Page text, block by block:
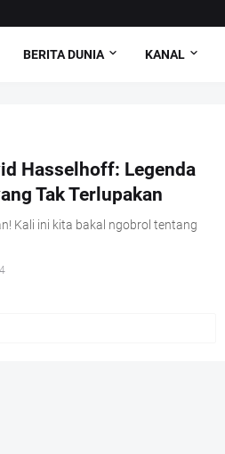
BERITA DUNIA KANAL
Hasselhoff: Legenda
Tak Terlupakan
Kali ini kita bakal ngobrol tentang